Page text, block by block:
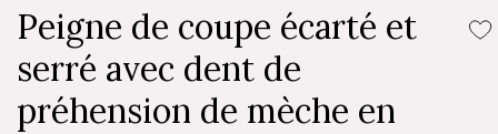
Peigne de coupe écarté et
serré avec dent de
préhension de mèche en